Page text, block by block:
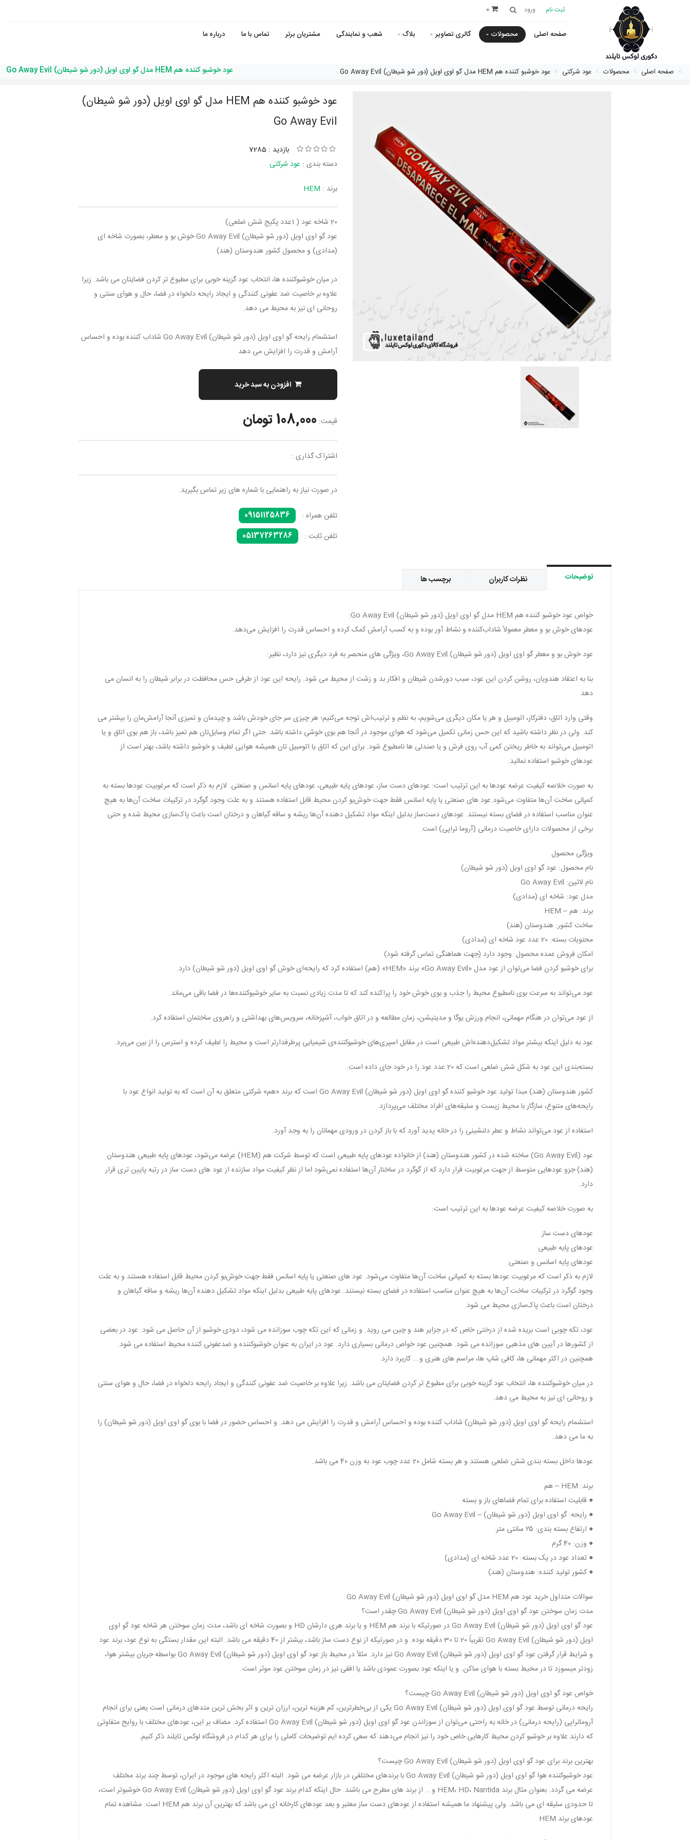
ثبت نام ورود 0
صفحه اصلی محصولات گالری تصاویر بلاگ شعب و نمایندگی مشتریان برتر تماس با ما درباره ما
صفحه اصلی محصولات عود شرکتی عود خوشبو کننده هم HEM مدل گو اوی اویل (دور شو شیطان) Go Away Evil عود خوشبو کننده هم HEM مدل گو اوی اویل (دور شو شیطان) Go Away Evil
عود خوشبو کننده هم HEM مدل گو اوی اویل (دور شو شیطان)
Go Away Evil
بازدید : 7285
دسته بندی : عود شرکتی
برند : HEM
20 شاخه عود ( 1عدد پکیج شش ضلعی)
عود گو اوی اویل (دور شو شیطان) Go Away Evil خوش بو و معطر، بصورت شاخه ای
(مدادی) و محصول کشور هندوستان (هند)
در میان خوشبوکننده ها، انتخاب عود گزینه خوبی برای مطبوع تر کردن فضایتان می باشد. زیرا
علاوه بر خاصیت ضد عفونی کنندگی و ایجاد رایحه دلخواه در فضا، حال و هوای سنتی و
روحانی ای نیز به محیط می دهد.
استشمام رایحه گو اوی اویل (دور شو شیطان) Go Away Evil شاداب کننده بوده و احساس
آرامش و قدرت را افزایش می دهد
افزودن به سبد خرید
قیمت: 108,000 تومان
اشتراک گذاری :
در صورت نیاز به راهنمایی با شماره های زیر تماس بگیرید.
تلفن همراه :
09151125836
تلفن ثابت :
05137263286
توضیحات نظرات کاربران برچسب ها
خواص عود خوشبو کننده هم HEM مدل گو اوی اویل (دور شو شیطان) Go Away Evil:
عودهای خوش بو و معطر معمولاً شاداب‌کننده و نشاط آور بوده و به کسب آرامش کمک کرده و احساس قدرت را افزایش می‌دهد.
عود خوش بو و معطر گو اوی اویل (دور شو شیطان) Go Away Evil، ویژگی های منحصر به فرد دیگری نیز دارد، نظیر:
بنا به اعتقاد هندویان، روشن کردن این عود، سبب دورشدن شیطان و افکار بد و زشت از محیط می شود. رایحه این عود از طرفی حس محافظت در برابر شیطان را به انسان می
دهد
وقتی وارد اتاق‌، دفترکار، اتومبیل و هر یا مکان دیگری می‌شویم، به نظم و ترتیب‌اش توجه می‌کنیم؛ هر چیزی سر جای خودش باشد و چیدمان و تمیزی آنجا آرامش‌مان را بیشتر می
کند. ولی در نظر داشته باشید که این حس زمانی تکمیل می‌شود که هوای موجود در آنجا هم بوی خوشی داشته باشد. حتی اگر تمام وسایل‌تان هم تمیز باشد، باز هم بوی اتاق و یا
اتومبیل می‌تواند به خاطر ریختن کمی آب روی فرش و یا صندلی ها نامطبوع شود. برای این که اتاق یا اتومبیل تان همیشه هوایی لطیف و خوشبو داشته باشد، بهتر است از
عودهای خوشبو استفاده نمائید.
به صورت خلاصه کیفیت عرضه عودها به این ترتیب است: عودهای دست ساز، عودهای پایه طبیعی، عودهای پایه اسانس و صنعتی. لازم به ذکر است که مرغوبیت عودها بسته به
کمپانی ساخت آن‌ها متفاوت می‌شود.عود های صنعتی یا پایه اسانس فقط جهت خوش‌بو کردن محیط قابل استفاده هستند و به علت وجود گوگرد در ترکیبات ساخت آن‌ها به هیچ
عنوان مناسب استفاده در فضای بسته نیستند. عودهای دست‌ساز بدلیل اینکه مواد تشکیل دهنده آن‌ها ریشه و ساقه گیاهان و درختان است باعث پاک‌سازی محیط شده و حتی
برخی از محصولات دارای خاصیت درمانی (آروما تراپی) است.
ویژگی محصول
نام محصول: عود گو اوی اویل (دور شو شیطان)
نام لاتین: Go Away Evil
مدل عود: شاخه ای (مدادی)
برند: هم – HEM
ساخت کشور: هندوستان (هند)
محتویات بسته: 20 عدد عود شاخه ای (مدادی)
امکان فروش عمده محصول: وجود دارد (جهت هماهنگی تماس گرفته شود)
برای خوشبو کردن فضا می‌توان از عود مدل «Go Away Evil» برند «HEM» (هم) استفاده کرد که رایحه‌ای خوش گو اوی اویل (دور شو شیطان) دارد.
عود می‌تواند به سرعت بوی نامطبوع محیط را جذب و بوی خوش خود را پراکنده کند که تا مدت زیادی نسبت به سایر خوشبوکننده‌ها در فضا باقی می‌ماند.
از عود می‌توان در هنگام مهمانی، انجام ورزش یوگا و مدیتیشن، زمان مطالعه و در اتاق خواب، آشپزخانه، سرویس‌های بهداشتی و راهروی ساختمان استفاده کرد.
عود به دلیل اینکه بیشتر مواد تشکیل‌دهنده‌اش طبیعی است در مقابل اسپری‌های خوشبوکننده‌ی شیمیایی پرطرفدارتر است و محیط را لطیف کرده و استرس را از بین می‌برد.
بسته‌بندی این عود به شکل شش ضلعی است که 20 عدد عود را در خود جای داده است.
کشور هندوستان (هند) مبدا تولید عود خوشبو کننده گو اوی اویل (دور شو شیطان) Go Away Evil است که برند «هم» شرکتی متعلق به آن است که به تولید انواع عود با
رایحه‌های متنوع، سازگار با محیط زیست و سلیقه‌های افراد مختلف می‌پردازد.
استفاده از عود می‌تواند نشاط و عطر دلنشینی را در خانه پدید آورد که با باز کردن در ورودی مهمانان را به وجد آورد.
عود (Go Away Evil) ساخته شده در کشور هندوستان (هند) از خانواده عودهای پایه طبیعی است که توسط شرکت هم (HEM) عرضه می‌شود، عودهای پایه طبیعی هندوستان
(هند) جزو عودهایی متوسط از جهت مرغوبیت قرار دارد که از گوگرد در ساختار آن‌ها استفاده نمی‌شود اما از نظر کیفیت مواد سازنده از عود های دست ساز در رتبه پایین تری قرار
دارد.
به صورت خلاصه کیفیت عرضه عودها به این ترتیب است:
عودهای دست ساز
عودهای پایه طبیعی
عودهای پایه اسانس و صنعتی.
لازم به ذکر است که مرغوبیت عودها بسته به کمپانی ساخت آن‌ها متفاوت می‌شود. عود های صنعتی یا پایه اسانس فقط جهت خوش‌بو کردن محیط قابل استفاده هستند و به علت
وجود گوگرد در ترکیبات ساخت آن‌ها به هیچ عنوان مناسب استفاده در فضای بسته نیستند. عودهای پایه طبیعی بدلیل اینکه مواد تشکیل دهنده آن‌ها ریشه و ساقه گیاهان و
درختان است باعث پاک‌سازی محیط می شود.
عود، تکه چوبی است بریده شده از درختی خاص که در جزایر هند و چین می روید. و زمانی که این تکه چوب سوزانده می شود، دودی خوشبو از آن حاصل می شود. عود در بعضی
از کشورها در آیین های مذهبی سوزانده می شود. همچنین عود خواص درمانی بسیاری دارد. عود در ایران به عنوان خوشبوکننده و ضدعفونی کننده محیط استفاده می شود.
همچنین در اکثر مهمانی ها، کافی شاپ ها، مراسم های هنری و…. کاربرد دارد.
در میان خوشبوکننده ها، انتخاب عود گزینه خوبی برای مطبوع تر کردن فضایتان می باشد. زیرا علاوه بر خاصیت ضد عفونی کنندگی و ایجاد رایحه دلخواه در فضا، حال و هوای سنتی
و روحانی ای نیز به محیط می دهد.
استشمام رایحه گو اوی اویل (دور شو شیطان) شاداب کننده بوده و احساس آرامش و قدرت را افزایش می دهد. و احساس حضور در فضا با بوی گو اوی اویل (دور شو شیطان) را
به ما می دهد.
عودها داخل بسته بندی شش ضلعی هستند و هر بسته شامل 20 عدد چوب عود به وزن 40 می باشد.
برند: HEM – هم
● قابلیت استفاده برای تمام فضاهای باز و بسته
● رایحه‌: گو اوی اویل (دور شو شیطان) – Go Away Evil
● ارتفاع بسته بندی: ۲۵ سانتی متر
● وزن: 40 گرم
● تعداد عود در یک بسته: 20 عدد شاخه ای (مدادی)
● کشور تولید کننده: هندوستان (هند)
سوالات متداول خرید عود هم HEM مدل گو اوی اویل (دور شو شیطان) Go Away Evil
مدت زمان سوختن عود گو اوی اویل (دور شو شیطان) Go Away Evil چقدر است؟
عود گو اوی اویل (دور شو شیطان) Go Away Evil در صورتیکه با برند هم HEM و یا برند هری دارشان HD و بصورت شاخه ای باشد، مدت زمان سوختن هر شاخه عود گو اوی
اویل (دور شو شیطان) Go Away Evil تقریباً 20 تا 30 دقیقه بوده. و در صورتیکه از نوع دست ساز باشد، بیشتر از 40 دقیقه می باشد. البته این مقدار بستگی به نوع عود، برند عود
و شرایط قرار گرفتن عود گو اوی اویل (دور شو شیطان) Go Away Evil نیز دارد. مثلاً در محیط باز عود گو اوی اویل (دور شو شیطان) Go Away Evil بواسطه جریان بیشتر هوا،
زودتر میسوزد تا در محیط بسته با هوای ساکن. و یا اینکه عود بصورت عمودی باشد یا افقی نیز در زمان سوختن عود موثر است.
خواص عود گو اوی اویل (دور شو شیطان) Go Away Evil چیست؟
رایحه درمانی توسط عود گو اوی اویل (دور شو شیطان) Go Away Evil یکی از بی‌خطرترین، کم هزینه ترین، ارزان ترین و اثر بخش ترین متدهای درمانی است یعنی برای انجام
آروماتراپی (رایحه درمانی) در خانه به راحتی می‌توان از سوزاندن عود گو اوی اویل (دور شو شیطان) Go Away Evil استفاده کرد. مضاف بر این، عودهای مختلف با روایح متفاوتی
که دارند علاوه بر خوشبو کردن محیط کارهایی خاص خود را نیز انجام می‌دهند که سعی کرده ایم توضیحات کاملی را برای هر کدام در فروشگاه لوکس تایلند ذکر کنیم.
بهترین برند برای عود گو اوی اویل (دور شو شیطان) Go Away Evil چیست؟
عود خوشبوکننده هوا گو اوی اویل (دور شو شیطان) Go Away Evil با برندهای مختلفی در بازار عرضه می شود. البته اکثر رایحه های موجود در ایران، توسط چند برند مختلف
عرضه می گردد. بعنوان مثال برند HEM، HD، Nantida و … از برند های مطرح می باشند. حال اینکه کدام برند عود گو اوی اویل (دور شو شیطان) Go Away Evil خوشبوتر است،
تا حدودی سلیقه ای می باشد. ولی پیشنهاد ما همیشه استفاده از عودهای دست ساز معتبر و بعد عودهای کارخانه ای می باشد که بهترین آن برند هم HEM است. مشاهده تمام
عودهای برند HEM